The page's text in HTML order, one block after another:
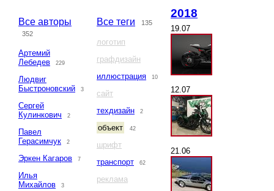
Все авторы
352
Артемий
Лебедев
229
Людвиг
Быстроновский
3
Сергей
Кулинкович
2
Павел
Герасимчук
2
Эркен Кагаров 7
Илья
Михайлов
3
Все теги 135
логотип
графдизайн
иллюстрация
10
сайт
техдизайн
2
объект 42
шрифт
транспорт
62
реклама
2018
19.07
12.07
21.06